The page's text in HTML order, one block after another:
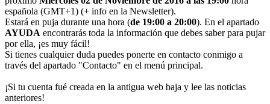
española (GMT+1) (+ info en la Newsletter).
Estará en puja durante una hora (de 19:00 a 20:00). En el apartado
AYUDA encontrarás toda la información que debes saber para pujar
por ella, ¡es muy fácil!
Si tienes cualquier duda puedes ponerte en contacto conmigo a
través del apartado "Contacto" en el menú principal.
¡Si tu cuenta fué creada en la antigua web baja y lee las noticias
anteriores!